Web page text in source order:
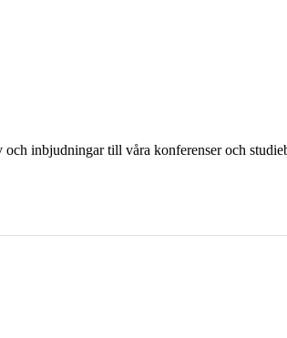
inbjudningar till våra konferenser och